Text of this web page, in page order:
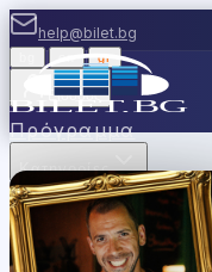
help@bilet.bg
| gr
Είσοδος
Πρόγραμμα
Κατηγορίες
ΧώροιΣημεία
μας
ΚουπόνιαΝέα
Ερωτήσεις